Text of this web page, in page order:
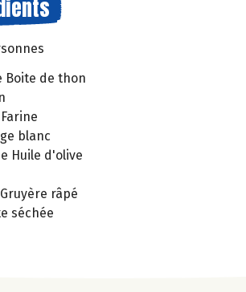
Boite de thon
blanc
Huile d'olive
râpé
séchée